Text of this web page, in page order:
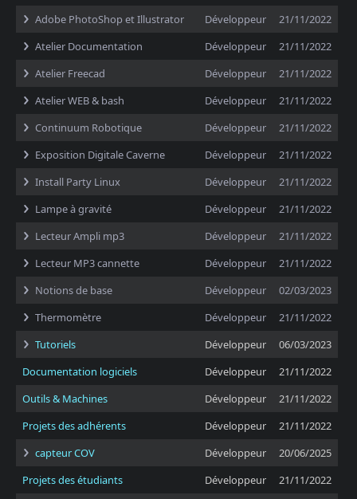
Adobe PhotoShop et Illustrator
Développeur
21/11/2022
Atelier Documentation
Développeur
21/11/2022
Atelier Freecad
Développeur
21/11/2022
Atelier WEB & bash
Développeur
21/11/2022
Continuum Robotique
Développeur
21/11/2022
Exposition Digitale Caverne
Développeur
21/11/2022
Install Party Linux
Développeur
21/11/2022
Lampe à gravité
Développeur
21/11/2022
Lecteur Ampli mp3
Développeur
21/11/2022
Lecteur MP3 cannette
Développeur
21/11/2022
Notions de base
Développeur
02/03/2023
Thermomètre
Développeur
21/11/2022
Tutoriels
Développeur
06/03/2023
Documentation logiciels
Développeur
21/11/2022
Outils & Machines
Développeur
21/11/2022
Projets des adhérents
Développeur
21/11/2022
capteur COV
Développeur
20/06/2025
Projets des étudiants
Développeur
21/11/2022